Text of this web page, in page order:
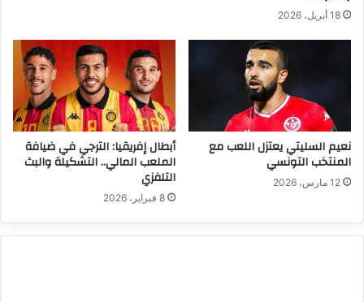
18 أبريل، 2026
نعيم السليتي يعتزل اللعب مع
المنتخب التونسي
12 مارس، 2026
أبطال إفريقيا: الترجي في ضيافة
الملعب المالي.. التشكيلة والبث
التلفزي
8 فبراير، 2026